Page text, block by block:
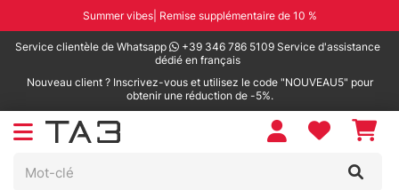
Summer vibes| Remise supplémentaire de 10 %
Service clientèle de Whatsapp
+39 346 786 5109 Service d'assistance
dédié en français
Nouveau client ? Inscrivez-vous et utilisez le code "NOUVEAU5" pour
obtenir une réduction de -5%.